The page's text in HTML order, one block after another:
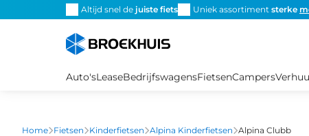
Altijd snel de juiste fiets Uniek assortiment sterke
Auto'sLeaseBedrijfswagensFietsenCampers
Home Fietsen Kinderfietsen Alpina Kinderfietsen Alpina Clubb